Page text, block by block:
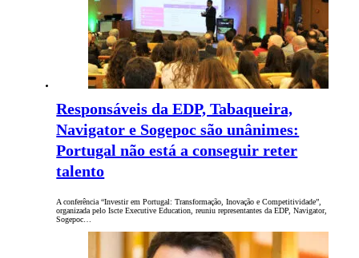
Responsáveis da EDP, Tabaqueira,
Navigator e Sogepoc são unânimes:
Portugal não está a conseguir reter
talento
A conferência “Investir em Portugal: Transformação, Inovação e Competitividade”,
organizada pelo Iscte Executive Education, reuniu representantes da EDP, Navigator,
Sogepoc…